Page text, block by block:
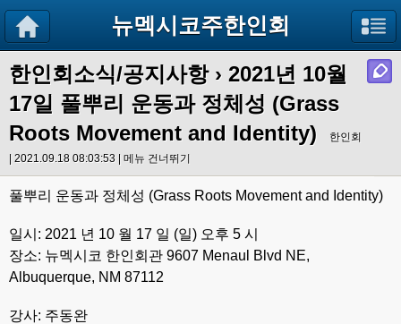
뉴멕시코주한인회
한인회소식/공지사항› 2021년 10월
17일 풀뿌리 운동과 정체성 (Grass
Roots Movement and Identity)
한인회
| 2021.09.18 08:03:53 | 메뉴 건너뛰기
풀뿌리 운동과 정체성 (Grass Roots Movement and Identity)
일시: 2021 년 10 월 17 일 (일) 오후 5 시
장소: 뉴멕시코 한인회관 9607 Menaul Blvd NE,
Albuquerque, NM 87112
강사: 주동완